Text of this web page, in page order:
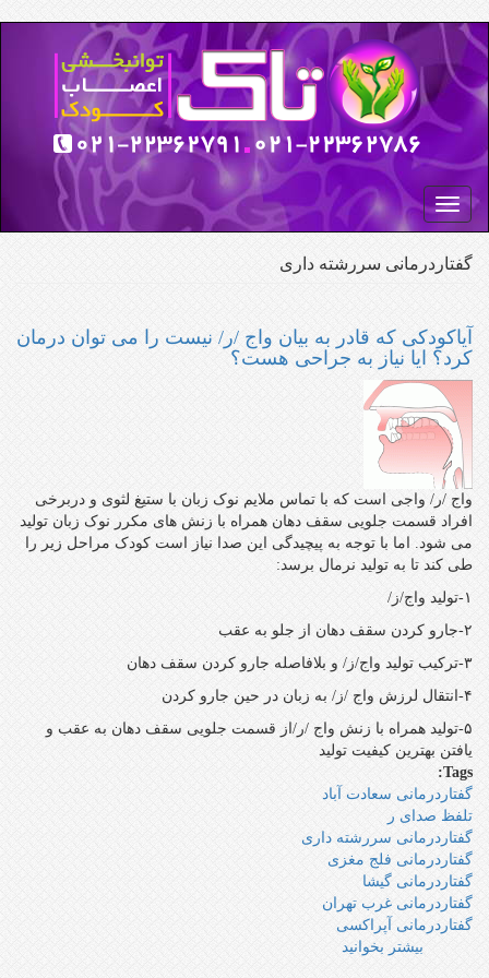
رفتن
به
محتوای
اصلی
Toggle
navigation
گفتاردرمانی سررشته داری
آیاکودکی که قادر به بیان واج /ر/ نیست را می توان درمان
کرد؟ ایا نیاز به جراحی هست؟
واج /ر/ واجی است که با تماس ملایم نوک زبان با ستیغ لثوی و دربرخی
افراد قسمت جلویی سقف دهان همراه با زنش های مکرر نوک زبان تولید
می شود. اما با توجه به پیچیدگی این صدا نیاز است کودک مراحل زیر را
طی کند تا به تولید نرمال برسد:
۱-تولید واج/ز/
۲-جارو کردن سقف دهان از جلو به عقب
۳-ترکیب تولید واج/ز/ و بلافاصله جارو کردن سقف دهان
۴-انتقال لرزش واج /ز/ به زبان در حین جارو کردن
۵-تولید همراه با زنش واج /ر/از قسمت جلویی سقف دهان به عقب و
یافتن بهترین کیفیت تولید
Tags:
گفتاردرمانی سعادت آباد
تلفظ صدای ر
گفتاردرمانی سررشته داری
گفتاردرمانی فلج مغزی
گفتاردرمانی گیشا
گفتاردرمانی غرب تهران
گفتاردرمانی آپراکسی
بیشتر بخوانید